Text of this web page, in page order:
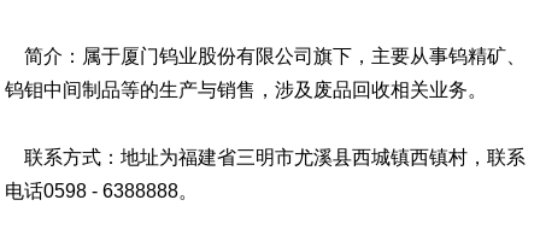
简介：属于厦门钨业股份有限公司旗下，主要从事钨精矿、
钨钼中间制品等的生产与销售，涉及废品回收相关业务。
联系方式：地址为福建省三明市尤溪县西城镇西镇村，联系
电话0598 - 6388888。